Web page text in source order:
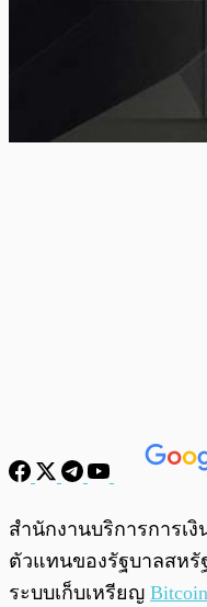
พร้อมเล่น
สำนักงานบริการการเ
ตัวแทนของรัฐบาลสหรั
ระบบเก็บเหรียญ Bitcoin